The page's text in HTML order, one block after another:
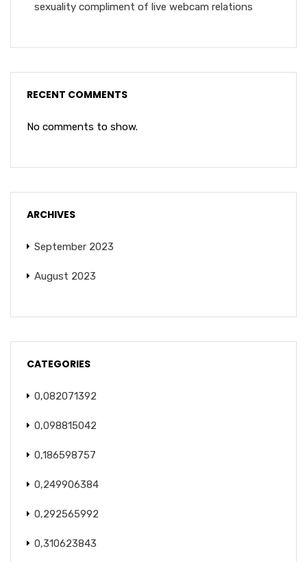
sexuality compliment of live webcam relations
RECENT COMMENTS
No comments to show.
ARCHIVES
September 2023
August 2023
CATEGORIES
0,082071392
0,098815042
0,186598757
0,249906384
0,292565992
0,310623843